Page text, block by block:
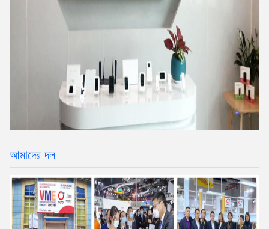
আমাদের দল